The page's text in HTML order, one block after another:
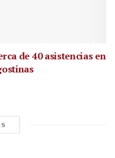
de 40 asistencias en